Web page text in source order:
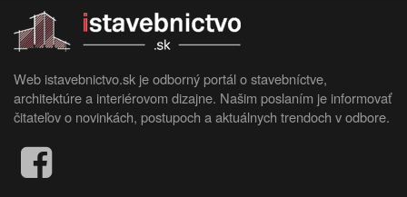
Web istavebnictvo.sk je odborný portál o stavebníctve,
architektúre a interiérovom dizajne. Našim poslaním je informovať
čitateľov o novinkách, postupoch a aktuálnych trendoch v odbore.